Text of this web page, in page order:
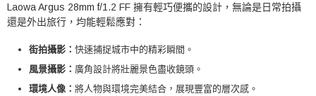
Laowa Argus 28mm f/1.2 FF 擁有輕巧便攜的設計，無論是日常拍攝
還是外出旅行，均能輕鬆應對：
街拍攝影：快速捕捉城市中的精彩瞬間。
風景攝影： 廣角設計將壯麗景色盡收鏡頭。
環境人像：將人物與環境完美結合，展現豐富的層次感。